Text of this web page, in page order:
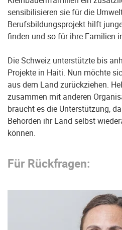
sensibilisieren sie für die
Berufsbildungsprojekt hilft
finden und so für ihre Familien
Die Schweiz unterstützte bis
Projekte in Haiti. Nun möchte
aus dem Land zurückziehen.
zusammen mit anderen
braucht es die Unterstützung,
Behörden ihr Land selbst
können.
Für Rückfragen: